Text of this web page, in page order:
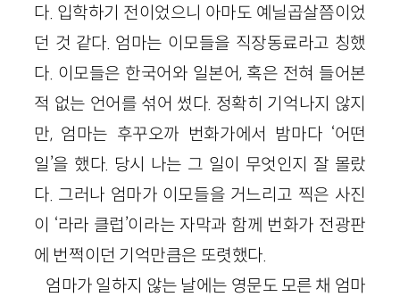
다. 입학하기 전이었으니 아마도 예닐곱살쯤이었
던 것 같다. 엄마는 이모들을 직장동료라고 칭했
다. 이모들은 한국어와 일본어, 혹은 전혀 들어본
적 없는 언어를 섞어 썼다. 정확히 기억나지 않지
만, 엄마는 후꾸오까 번화가에서 밤마다 ‘어떤
일’을 했다. 당시 나는 그 일이 무엇인지 잘 몰랐
다. 그러나 엄마가 이모들을 거느리고 찍은 사진
이 ‘라라 클럽’이라는 자막과 함께 번화가 전광판
에 번쩍이던 기억만큼은 또렷했다.
엄마가 일하지 않는 날에는 영문도 모른 채 엄마